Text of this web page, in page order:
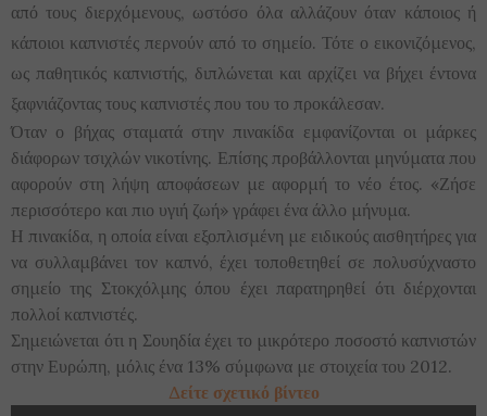
από τους διερχόμενους, ωστόσο όλα αλλάζουν όταν κάποιος ή
κάποιοι καπνιστές περνούν από το σημείο. Τότε ο εικονιζόμενος,
ως παθητικός καπνιστής, διπλώνεται και αρχίζει να βήχει έντονα
ξαφνιάζοντας τους καπνιστές που του το προκάλεσαν.
Όταν ο βήχας σταματά στην πινακίδα εμφανίζονται οι μάρκες
διάφορων τσιχλών νικοτίνης. Επίσης προβάλλονται μηνύματα που
αφορούν στη λήψη αποφάσεων με αφορμή το νέο έτος. «Ζήσε
περισσότερο και πιο υγιή ζωή» γράφει ένα άλλο μήνυμα.
Η πινακίδα, η οποία είναι εξοπλισμένη με ειδικούς αισθητήρες για
να συλλαμβάνει τον καπνό, έχει τοποθετηθεί σε πολυσύχναστο
σημείο της Στοκχόλμης όπου έχει παρατηρηθεί ότι διέρχονται
πολλοί καπνιστές.
Σημειώνεται ότι η Σουηδία έχει το μικρότερο ποσοστό καπνιστών
στην Ευρώπη, μόλις ένα 13% σύμφωνα με στοιχεία του 2012.
Δείτε σχετικό βίντεο